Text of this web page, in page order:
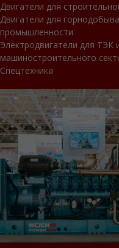
Двигатели для
Двигатели для
промышленности
Электродвигатели для ТЭК
машиностроительного
Спецтехника